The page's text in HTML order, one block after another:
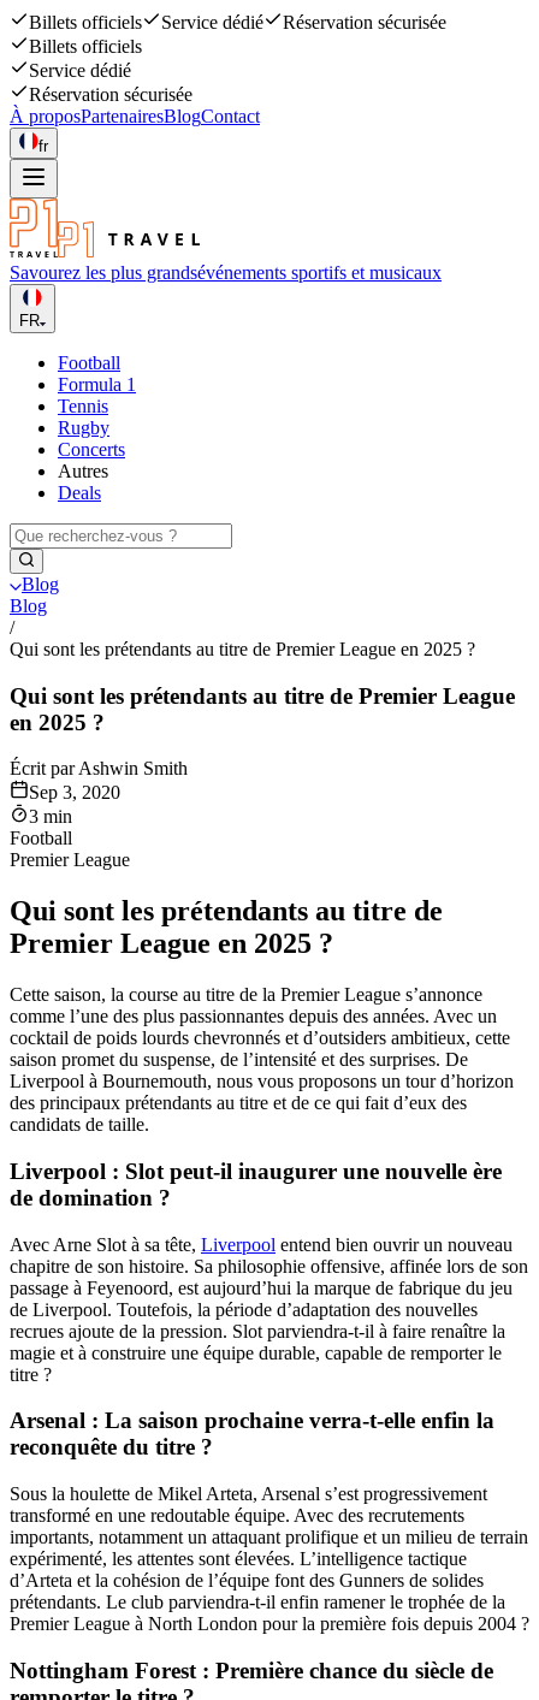
Billets officiels Service dédié
Réservation sécurisée
Billets officiels
Service dédié
Réservation sécurisée
À proposPartenairesBlogContact
fr
Savourez les plus grandsévénements sportifs et musicaux
FR
Football
Formula 1
Tennis
Rugby
Concerts
Autres
Deals
Blog
Blog
/
Qui sont les prétendants au titre de Premier League en 2025 ?
Qui sont les prétendants au titre de Premier League
en 2025 ?
Écrit par Ashwin Smith
Sep 3, 2020
3 min
Football
Premier League
Qui sont les prétendants au titre de
Premier League en 2025 ?
Cette saison, la course au titre de la Premier League s’annonce
comme l’une des plus passionnantes depuis des années. Avec un
cocktail de poids lourds chevronnés et d’outsiders ambitieux, cette
saison promet du suspense, de l’intensité et des surprises. De
Liverpool à Bournemouth, nous vous proposons un tour d’horizon
des principaux prétendants au titre et de ce qui fait d’eux des
candidats de taille.
Liverpool : Slot peut-il inaugurer une nouvelle ère
de domination ?
Avec Arne Slot à sa tête, Liverpool entend bien ouvrir un nouveau
chapitre de son histoire. Sa philosophie offensive, affinée lors de son
passage à Feyenoord, est aujourd’hui la marque de fabrique du jeu
de Liverpool. Toutefois, la période d’adaptation des nouvelles
recrues ajoute de la pression. Slot parviendra-t-il à faire renaître la
magie et à construire une équipe durable, capable de remporter le
titre ?
Arsenal : La saison prochaine verra-t-elle enfin la
reconquête du titre ?
Sous la houlette de Mikel Arteta, Arsenal s’est progressivement
transformé en une redoutable équipe. Avec des recrutements
importants, notamment un attaquant prolifique et un milieu de terrain
expérimenté, les attentes sont élevées. L’intelligence tactique
d’Arteta et la cohésion de l’équipe font des Gunners de solides
prétendants. Le club parviendra-t-il enfin ramener le trophée de la
Premier League à North London pour la première fois depuis 2004 ?
Nottingham Forest : Première chance du siècle de